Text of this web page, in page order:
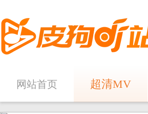
网站首页 超清MV